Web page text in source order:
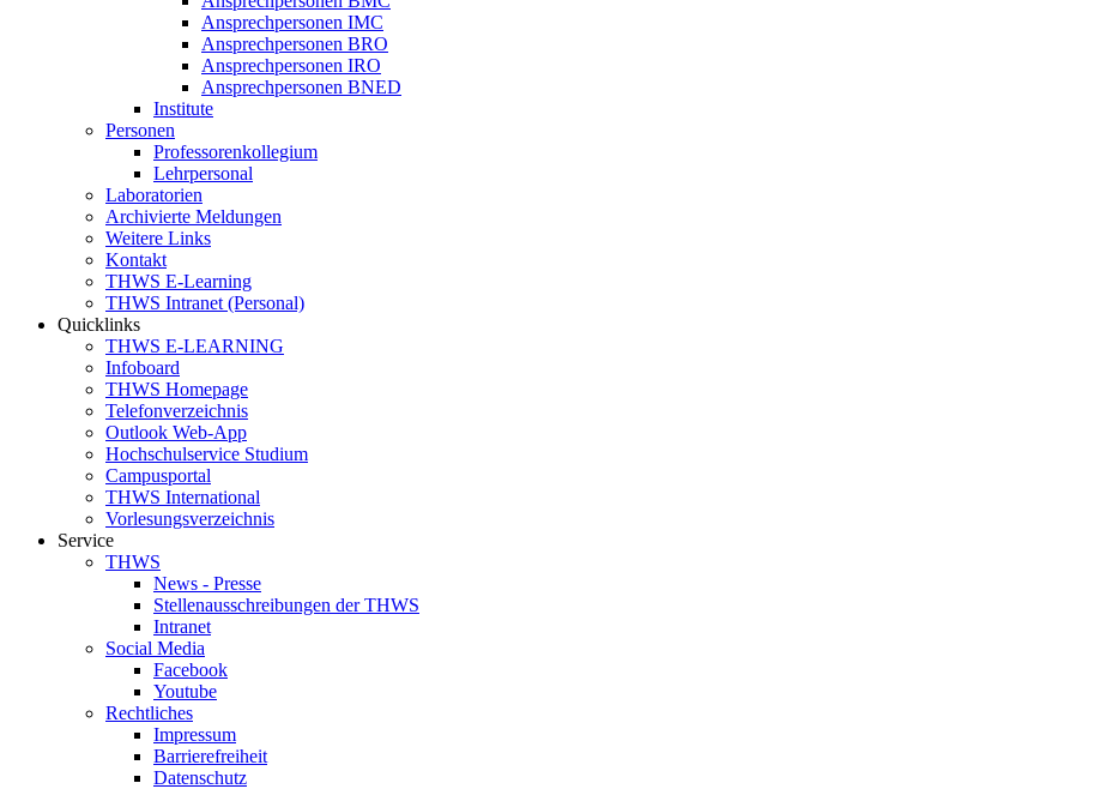
Ansprechpersonen IMC
Ansprechpersonen BRO
Ansprechpersonen IRO
Ansprechpersonen BNED
Institute
Personen
Professorenkollegium
Lehrpersonal
Laboratorien
Archivierte Meldungen
Weitere Links
Kontakt
THWS E-Learning
THWS Intranet (Personal)
Quicklinks
THWS E-LEARNING
Infoboard
THWS Homepage
Telefonverzeichnis
Outlook Web-App
Hochschulservice Studium
Campusportal
THWS International
Vorlesungsverzeichnis
Service
THWS
News - Presse
Stellenausschreibungen der THWS
Intranet
Social Media
Facebook
Youtube
Rechtliches
Impressum
Barrierefreiheit
Datenschutz